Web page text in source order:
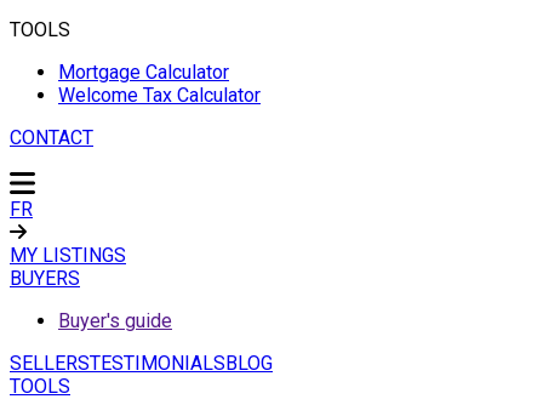
TOOLS
Mortgage Calculator
Welcome Tax Calculator
CONTACT
FR
MY LISTINGS
BUYERS
Buyer's guide
SELLERSTESTIMONIALSBLOG
TOOLS